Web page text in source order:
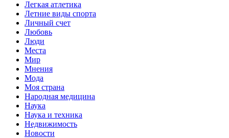
Легкая атлетика
Летние виды спорта
Личный счет
Любовь
Люди
Места
Мир
Мнения
Мода
Моя страна
Народная медицина
Наука
Наука и техника
Недвижимость
Новости